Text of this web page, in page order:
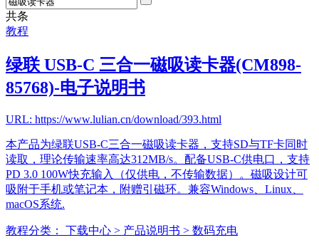
共条
教程
绿联 USB-C 三合一磁吸读卡器(CM898-
85768)-电子说明书
URL: https://www.lulian.cn/download/393.html
本产品为绿联USB-C三合一磁吸读卡器，支持SD与TF卡同时
读取，理论传输速率高达312MB/s。配备USB-C供电口，支持
PD 3.0 100W快充输入（仅供电，不传输数据）。磁吸设计可
吸附于手机或笔记本，附赠引磁环。兼容Windows、Linux、
macOS系统.
教程分类： 下载中心 > 产品说明书 > 数码充电